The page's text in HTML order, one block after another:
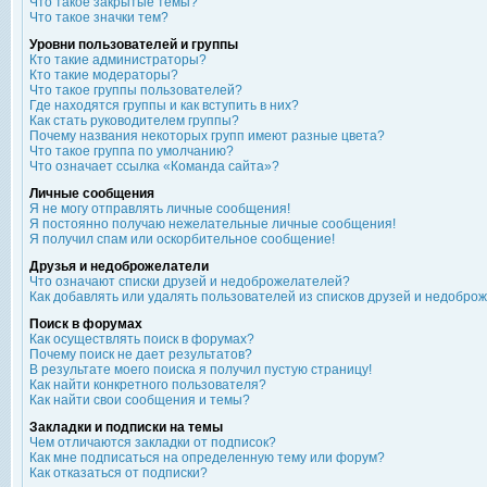
Что такое значки тем?
Уровни пользователей и группы
Кто такие администраторы?
Кто такие модераторы?
Что такое группы пользователей?
Где находятся группы и как вступить в них?
Как стать руководителем группы?
Почему названия некоторых групп имеют разные цвета?
Что такое группа по умолчанию?
Что означает ссылка «Команда сайта»?
Личные сообщения
Я не могу отправлять личные сообщения!
Я постоянно получаю нежелательные личные сообщения!
Я получил спам или оскорбительное сообщение!
Друзья и недоброжелатели
Что означают списки друзей и недоброжелателей?
Как добавлять или удалять пользователей из списков друзей и
Поиск в форумах
Как осуществлять поиск в форумах?
Почему поиск не дает результатов?
В результате моего поиска я получил пустую страницу!
Как найти конкретного пользователя?
Как найти свои сообщения и темы?
Закладки и подписки на темы
Чем отличаются закладки от подписок?
Как мне подписаться на определенную тему или форум?
Как отказаться от подписки?